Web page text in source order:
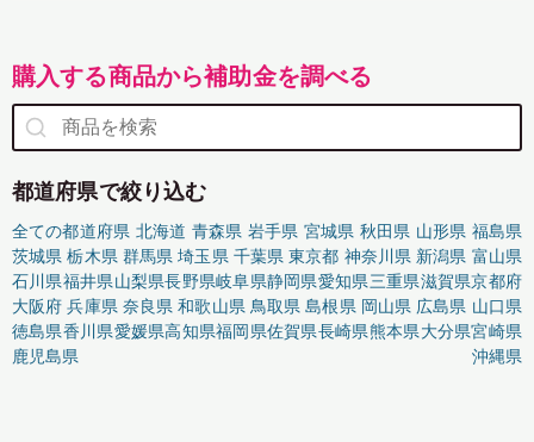
購入する商品から補助金を調べる
都道府県で絞り込む
全ての都道府県 北海道 青森県 岩手県 宮城県 秋田県 山形県 福島県
茨城県 栃木県 群馬県 埼玉県 千葉県 東京都 神奈川県 新潟県 富山県
石川県福井県山梨県長野県岐阜県静岡県愛知県三重県滋賀県京都府
大阪府 兵庫県 奈良県 和歌山県 鳥取県 島根県 岡山県 広島県 山口県
徳島県香川県愛媛県高知県福岡県佐賀県長崎県熊本県大分県宮崎県
鹿児島県
沖縄県